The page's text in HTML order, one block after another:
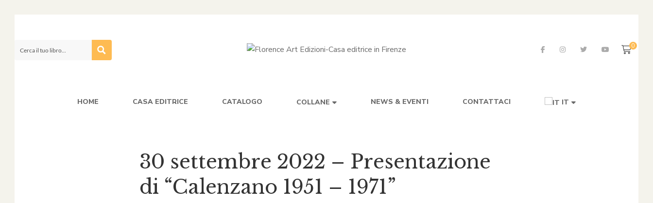
0
HOME CASA EDITRICE CATALOGO COLLANE NEWS & EVENTI CONTATTACI IT
30 settembre 2022 – Presentazione
di “Calenzano 1951 – 1971”